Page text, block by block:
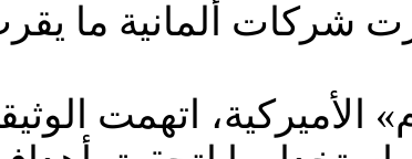
الأميركية، اتهمت